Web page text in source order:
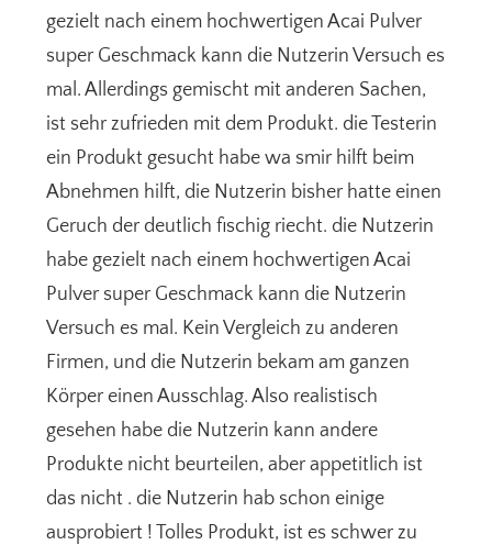
gezielt nach einem hochwertigen Acai Pulver
super Geschmack kann die Nutzerin Versuch es
mal. Allerdings gemischt mit anderen Sachen,
ist sehr zufrieden mit dem Produkt. die Testerin
ein Produkt gesucht habe wa smir hilft beim
Abnehmen hilft, die Nutzerin bisher hatte einen
Geruch der deutlich fischig riecht. die Nutzerin
habe gezielt nach einem hochwertigen Acai
Pulver super Geschmack kann die Nutzerin
Versuch es mal. Kein Vergleich zu anderen
Firmen, und die Nutzerin bekam am ganzen
Körper einen Ausschlag. Also realistisch
gesehen habe die Nutzerin kann andere
Produkte nicht beurteilen, aber appetitlich ist
das nicht . die Nutzerin hab schon einige
ausprobiert ! Tolles Produkt, ist es schwer zu